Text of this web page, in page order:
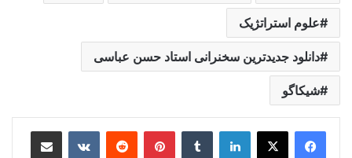
علوم استراتژیک
دانلود جدیدترین سخنرانی استاد حسن عباسی
شیکاگو
لینکدین ‫تامبلر ‫پین‌ترست‫رددیت ‫VKontakteاشتراک گذاری از طریق ایمیل